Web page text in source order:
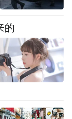
向更聚焦的
蔚来自研神
半年80%以
证明蔚来正
上。
蔚来新的利
的